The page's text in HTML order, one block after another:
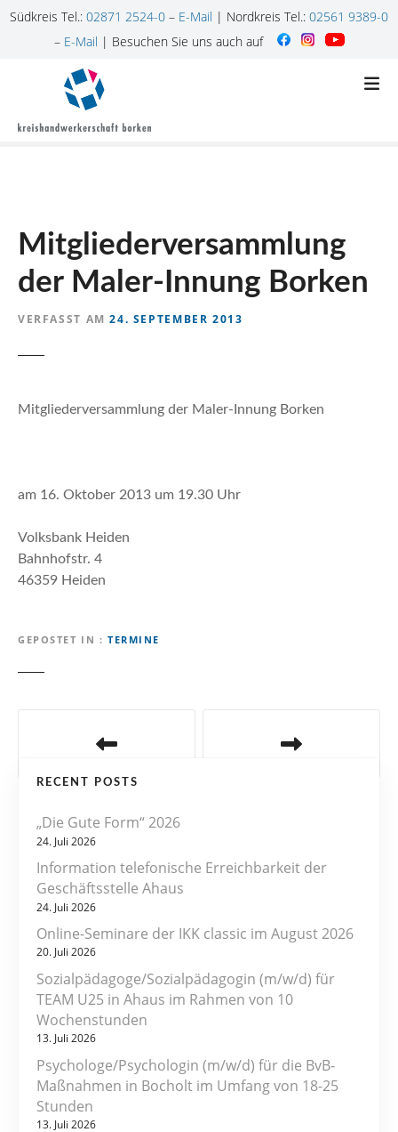
Südkreis Tel.: 02871 2524-0 – E-Mail | Nordkreis Tel.: 02561 9389-0
– E-Mail | Besuchen Sie uns auch auf
Mitgliederversammlung
der Maler-Innung Borken
VERFASST AM 24. SEPTEMBER 2013
Mitgliederversammlung der Maler-Innung Borken
am 16. Oktober 2013 um 19.30 Uhr
Volksbank Heiden
Bahnhofstr. 4
46359 Heiden
GEPOSTET IN TERMINE
RECENT POSTS
„Die Gute Form“ 2026
24. Juli 2026
Information telefonische Erreichbarkeit der
Geschäftsstelle Ahaus
24. Juli 2026
Online-Seminare der IKK classic im August 2026
20. Juli 2026
Sozialpädagoge/Sozialpädagogin (m/w/d) für
TEAM U25 in Ahaus im Rahmen von 10
Wochenstunden
13. Juli 2026
Psychologe/Psychologin (m/w/d) für die BvB-
Maßnahmen in Bocholt im Umfang von 18-25
Stunden
13. Juli 2026